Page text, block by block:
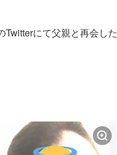
Twitterにて父親と再会した